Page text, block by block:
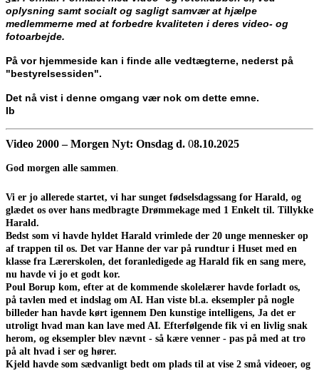
oplysning samt socialt og sagligt samvær at hjælpe
medlemmerne med at forbedre kvaliteten i deres video- og
fotoarbejde.
På vor hjemmeside kan i finde alle vedtægterne, nederst på
"bestyrelsessiden".
Det nå vist i denne omgang vær nok om dette emne.
Ib
Video 2000 – Morgen Nyt: Onsdag d. 08.10.2025
God morgen alle sammen.
Vi er jo allerede startet, vi har sunget fødselsdagssang for Harald, og
glædet os over hans medbragte Drømmekage med 1 Enkelt til. Tillykke
Harald.
Bedst som vi havde hyldet Harald vrimlede der 20 unge mennesker op
af trappen til os. Det var Hanne der var på rundtur i Huset med en
klasse fra Lærerskolen, det foranledigede ag Harald fik en sang mere,
nu havde vi jo et godt kor.
Poul Borup kom, efter at de kommende skolelærer havde forladt os,
på tavlen med et indslag om AI. Han viste bl.a. eksempler på nogle
billeder han havde kørt igennem Den kunstige intelligens, Ja det er
utroligt hvad man kan lave med AI. Efterfølgende fik vi en livlig snak
herom, og eksempler blev nævnt - så kære venner - pas på med at tro
på alt hvad i ser og hører.
Kjeld havde som sædvanligt bedt om plads til at vise 2 små videoer, og